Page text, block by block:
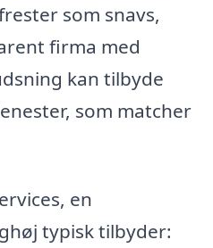
som snavs,
firma med
kan tilbyde
som matcher
en
typisk tilbyder: